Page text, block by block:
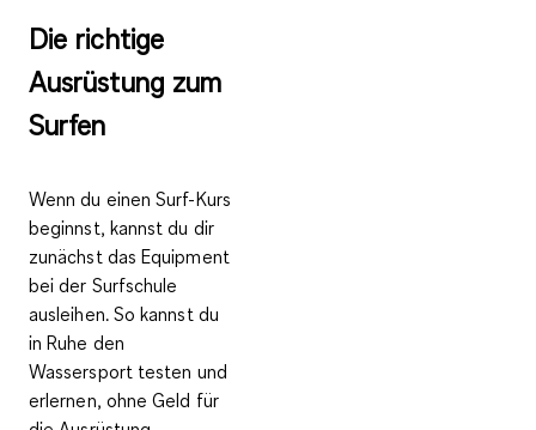
Die richtige
Ausrüstung zum
Surfen
Wenn du einen Surf-Kurs
beginnst, kannst du dir
zunächst dasEquipment
bei der Surfschule
ausleihen. So kannst du
in Ruhe den
Wassersport testen und
erlernen, ohne Geld für